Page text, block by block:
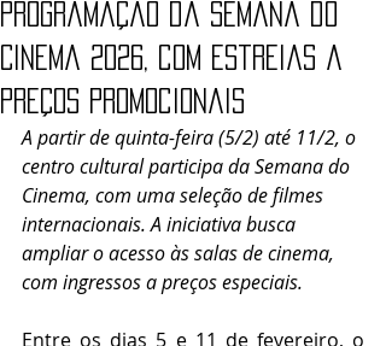
programação da Semana do
Cinema 2026, com estreias a
preços promocionais
A partir de quinta-feira (5/2) até 11/2, o
centro cultural participa da Semana do
Cinema, com uma seleção de filmes
internacionais. A iniciativa busca
ampliar o acesso às salas de cinema,
com ingressos a preços especiais.
Entre os dias 5 e 11 de fevereiro, o